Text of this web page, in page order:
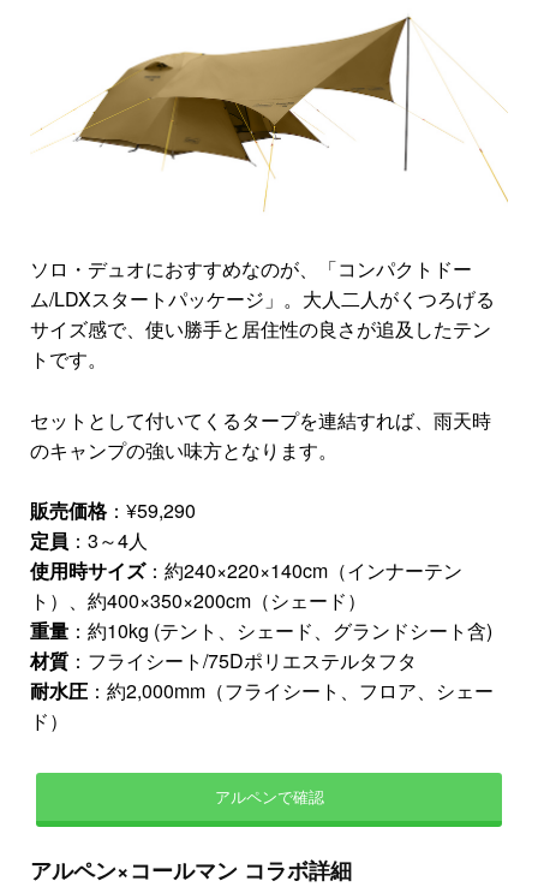
ソロ・デュオにおすすめなのが、「コンパクトドー
ム/LDXスタートパッケージ」。大人二人がくつろげる
サイズ感で、使い勝手と居住性の良さが追及したテン
トです。
セットとして付いてくるタープを連結すれば、雨天時
のキャンプの強い味方となります。
販売価格：¥59,290
定員 ：3～4人
使用時サイズ：約240×220×140cm（インナーテン
ト）、約400×350×200cm（シェード）
重量 ：約10kg (テント、シェード、グランドシート含)
材質 ：フライシート/75Dポリエステルタフタ
耐水圧 ：約2,000mm（フライシート、フロア、シェー
ド）
アルペンで確認
アルペン×コールマン コラボ詳細